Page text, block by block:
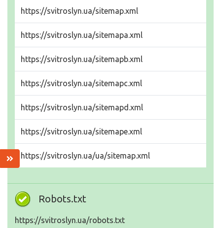
https://svitroslyn.ua/sitemap.xml
https://svitroslyn.ua/sitemapa.xml
https://svitroslyn.ua/sitemapb.xml
https://svitroslyn.ua/sitemapc.xml
https://svitroslyn.ua/sitemapd.xml
https://svitroslyn.ua/sitemape.xml
https://svitroslyn.ua/ua/sitemap.xml
Robots.txt
https://svitroslyn.ua/robots.txt